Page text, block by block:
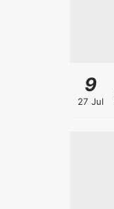
9
27 Jul